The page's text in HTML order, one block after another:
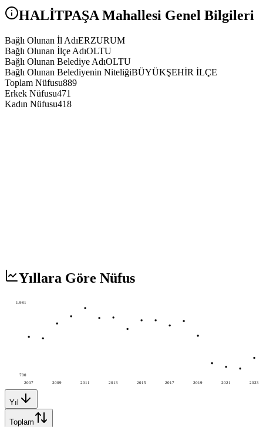
HALİTPAŞA Mahallesi Genel Bilgileri
Bağlı Olunan İl AdıERZURUM
Bağlı Olunan İlçe AdıOLTU
Bağlı Olunan Belediye AdıOLTU
Bağlı Olunan Belediyenin NiteliğiBÜYÜKŞEHİR İLÇE
Toplam Nüfusu889
Erkek Nüfusu471
Kadın Nüfusu418
Yıllara Göre Nüfus
2007 2009 2011 2013 2015 2017 2019 2021 2023
1.981
790
Yıl
Toplam